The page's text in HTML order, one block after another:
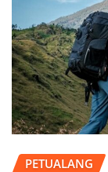
PETUALANG